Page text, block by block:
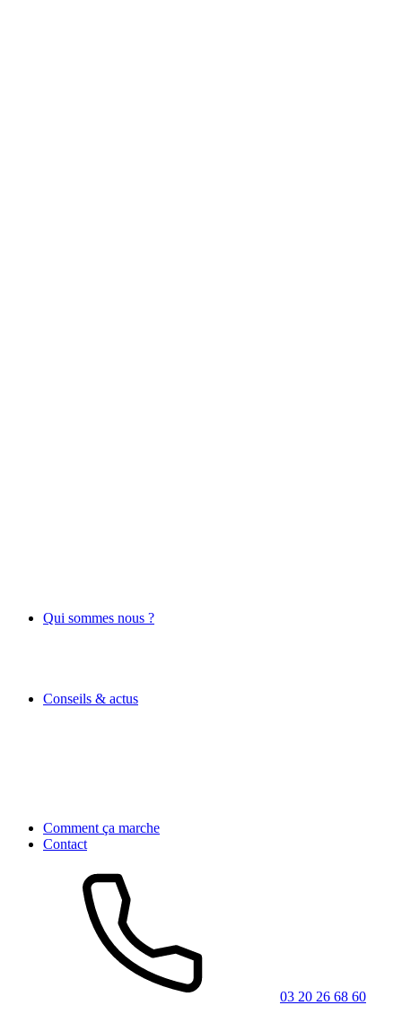
Qui sommes nous ?
Conseils & actus
Comment ça marche
Contact
03 20 26 68 60